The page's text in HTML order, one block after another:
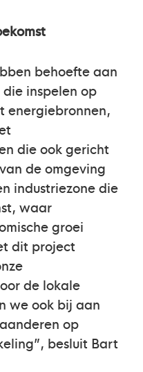
behoefte aan
inspelen op
energiebronnen,
die ook gericht
de omgeving
industriezone die
waar
groei
dit project
de lokale
we ook bij aan
op
besluit Bart